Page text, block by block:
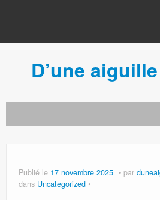
D’une
Publié le 17 novembre 2025 par
dans Uncategorized